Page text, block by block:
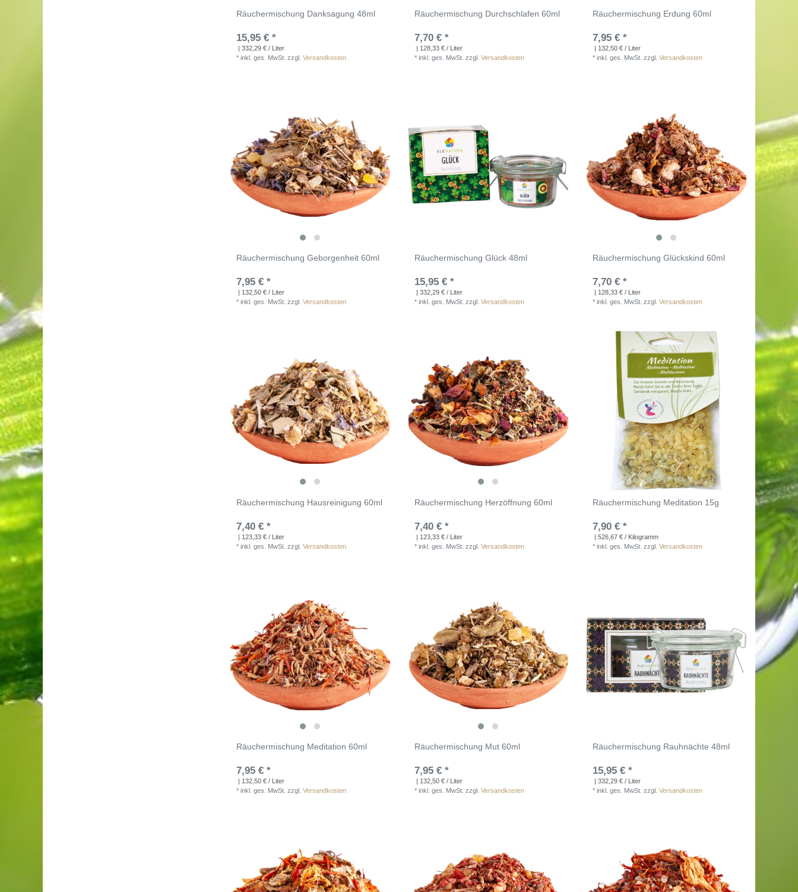
Räuchermischung Danksagung 48ml
15,95 € *
| 332,29 € / Liter
*inkl. ges. MwSt. zzgl.Versandkosten
Räuchermischung Durchschlafen 60ml
7,70 € *
| 128,33 € / Liter
*inkl. ges. MwSt. zzgl.Versandkosten
Räuchermischung Erdung 60ml
7,95 € *
| 132,50 € / Liter
*inkl. ges. MwSt. zzgl.Versandkosten
Räuchermischung Geborgenheit 60ml
7,95 € *
| 132,50 € / Liter
*inkl. ges. MwSt. zzgl.Versandkosten
Räuchermischung Glück 48ml
15,95 € *
| 332,29 € / Liter
*inkl. ges. MwSt. zzgl.Versandkosten
Räuchermischung Glückskind 60ml
7,70 € *
| 128,33 € / Liter
*inkl. ges. MwSt. zzgl.Versandkosten
Räuchermischung Hausreinigung 60ml
7,40 € *
| 123,33 € / Liter
*inkl. ges. MwSt. zzgl.Versandkosten
Räuchermischung Herzöffnung 60ml
7,40 € *
| 123,33 € / Liter
*inkl. ges. MwSt. zzgl.Versandkosten
Räuchermischung Meditation 15g
7,90 € *
| 526,67 € / Kilogramm
*inkl. ges. MwSt. zzgl.Versandkosten
Räuchermischung Meditation 60ml
7,95 € *
| 132,50 € / Liter
*inkl. ges. MwSt. zzgl.Versandkosten
Räuchermischung Mut 60ml
7,95 € *
| 132,50 € / Liter
*inkl. ges. MwSt. zzgl.Versandkosten
Räuchermischung Rauhnächte 48ml
15,95 € *
| 332,29 € / Liter
*inkl. ges. MwSt. zzgl.Versandkosten